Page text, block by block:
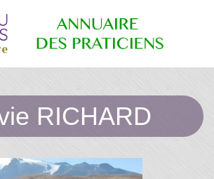
RICHARD